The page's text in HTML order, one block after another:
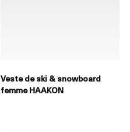
Veste de ski & snowboard
femme HAAKON